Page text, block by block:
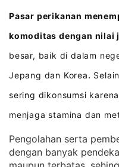
Pasar perikanan
komoditas dengan nilai
besar, baik di dalam
Jepang dan Korea.
sering dikonsumsi
menjaga stamina dan
Pengolahan serta
dengan banyak